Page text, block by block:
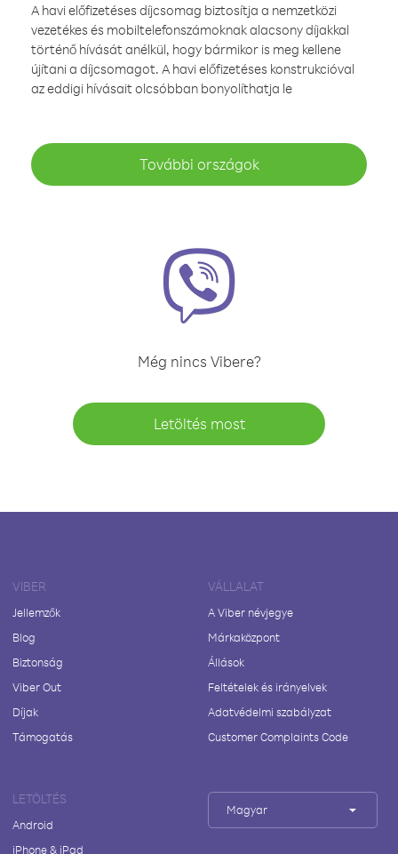
A havi előfizetéses díjcsomag biztosítja a nemzetközi
vezetékes és mobiltelefonszámoknak alacsony díjakkal
történő hívását anélkül, hogy bármikor is meg kellene
újítani a díjcsomagot. A havi előfizetéses konstrukcióval
az eddigi hívásait olcsóbban bonyolíthatja le
További országok
Még nincs Vibere?
Letöltés most
VIBER
Jellemzők
Blog
Biztonság
Viber Out
Díjak
Támogatás
VÁLLALAT
A Viber névjegye
Márkaközpont
Állások
Feltételek és irányelvek
Adatvédelmi szabályzat
Customer Complaints Code
LETÖLTÉS
Android
iPhone & iPad
Magyar